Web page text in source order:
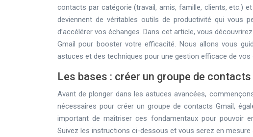
contacts par catégorie (travail, amis, famille, clients, etc.)
deviennent de véritables outils de productivité qui vous
d’accélérer vos échanges. Dans cet article, vous
Gmail pour booster votre efficacité. Nous allons vous
astuces et des techniques pour une gestion efficace de vos
Les bases : créer un groupe de
Avant de plonger dans les astuces avancées,
nécessaires pour créer un groupe de contacts Gmail,
important de maîtriser ces fondamentaux pour pouvoir
Suivez les instructions ci-dessous et vous serez en